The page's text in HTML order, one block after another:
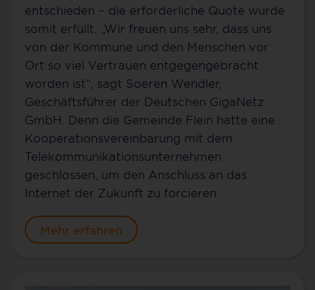
entschieden – die erforderliche Quote wurde
somit erfüllt. „Wir freuen uns sehr, dass uns
von der Kommune und den Menschen vor
Ort so viel Vertrauen entgegengebracht
worden ist“, sagt Soeren Wendler,
Geschäftsführer der Deutschen GigaNetz
GmbH. Denn die Gemeinde Flein hatte eine
Kooperationsvereinbarung mit dem
Telekommunikationsunternehmen
geschlossen, um den Anschluss an das
Internet der Zukunft zu forcieren.
Mehr erfahren